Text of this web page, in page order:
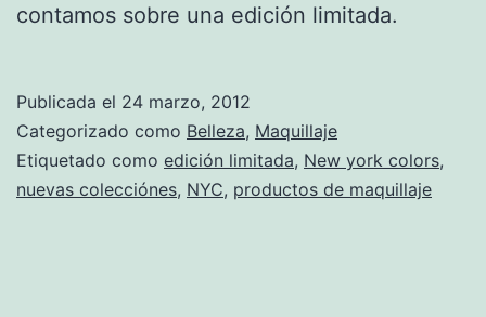
contamos sobre una edición limitada.
Publicada el 24 marzo, 2012
Categorizado como Belleza, Maquillaje
Etiquetado como edición limitada, New york colors,
nuevas colecciónes, NYC, productos de maquillaje